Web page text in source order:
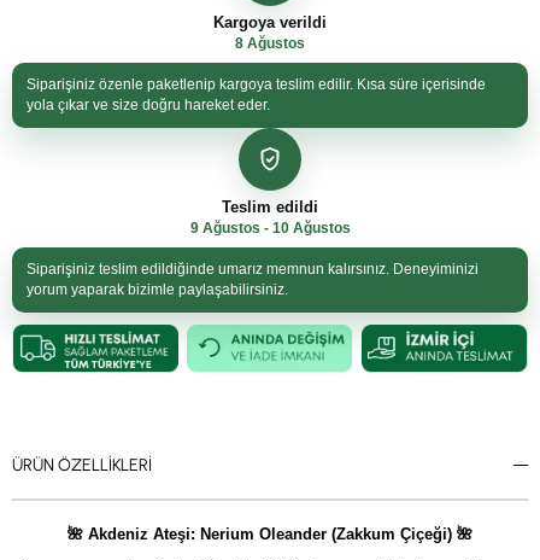
Kargoya verildi
8 Ağustos
Siparişiniz özenle paketlenip kargoya teslim edilir. Kısa süre içerisinde
yola çıkar ve size doğru hareket eder.
Teslim edildi
9 Ağustos - 10 Ağustos
Siparişiniz teslim edildiğinde umarız memnun kalırsınız. Deneyiminizi
yorum yaparak bizimle paylaşabilirsiniz.
ÜRÜN ÖZELLIKLERI
🌺 Akdeniz Ateşi: Nerium Oleander (Zakkum Çiçeği) 🌺